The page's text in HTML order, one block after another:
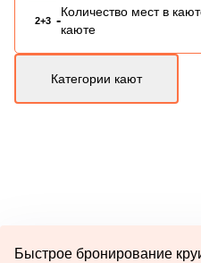
2+3 -
Количество мест в
каюте
Категории кают
Быстрое бронирование